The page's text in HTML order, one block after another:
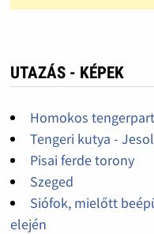
UTAZÁS - KÉPEK
Homokos
Tengeri kutya -
Pisai ferde torony
Szeged
Siófok, mielőtt
elején